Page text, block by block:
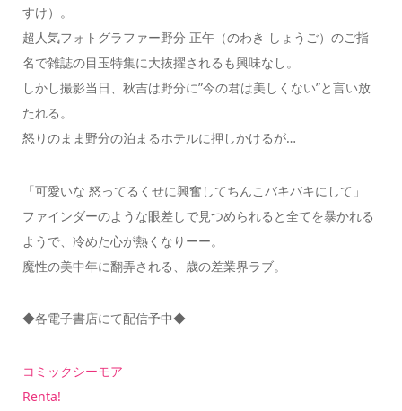
すけ）。
超人気フォトグラファー野分 正午（のわき しょうご）のご指
名で雑誌の目玉特集に大抜擢されるも興味なし。
しかし撮影当日、秋吉は野分に”今の君は美しくない”と言い放
たれる。
怒りのまま野分の泊まるホテルに押しかけるが…
「可愛いな 怒ってるくせに興奮してちんこバキバキにして」
ファインダーのような眼差しで見つめられると全てを暴かれる
ようで、冷めた心が熱くなりーー。
魔性の美中年に翻弄される、歳の差業界ラブ。
◆各電子書店にて配信予中◆
コミックシーモア
Renta!